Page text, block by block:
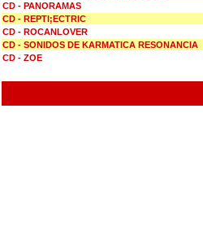
CD - PANORAMAS
CD - REPTI;ECTRIC
CD - ROCANLOVER
CD - SONIDOS DE KARMATICA RESONANCIA
CD - ZOE